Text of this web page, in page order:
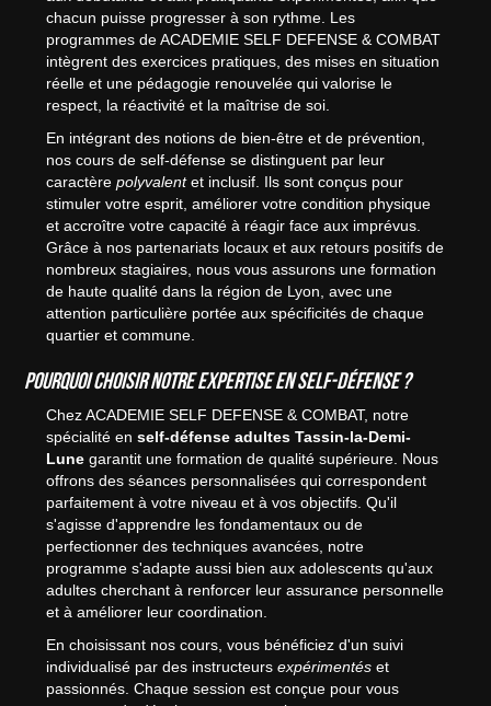
chacun puisse progresser à son rythme. Les
programmes de ACADEMIE SELF DEFENSE & COMBAT
intègrent des exercices pratiques, des mises en situation
réelle et une pédagogie renouvelée qui valorise le
respect, la réactivité et la maîtrise de soi.
En intégrant des notions de bien-être et de prévention,
nos cours de self-défense se distinguent par leur
caractèrepolyvalentet inclusif. Ils sont conçus pour
stimuler votre esprit, améliorer votre condition physique
et accroître votre capacité à réagir face aux imprévus.
Grâce à nos partenariats locaux et aux retours positifs de
nombreux stagiaires, nous vous assurons une formation
de haute qualité dans la région de Lyon, avec une
attention particulière portée aux spécificités de chaque
quartier et commune.
Pourquoi choisir notre expertise en self-défense ?
Chez ACADEMIE SELF DEFENSE & COMBAT, notre
spécialité enself-défense adultes Tassin-la-Demi-
Lune garantit une formation de qualité supérieure. Nous
offrons des séances personnalisées qui correspondent
parfaitement à votre niveau et à vos objectifs. Qu'il
s'agisse d'apprendre les fondamentaux ou de
perfectionner des techniques avancées, notre
programme s'adapte aussi bien aux adolescents qu'aux
adultes cherchant à renforcer leur assurance personnelle
et à améliorer leur coordination.
En choisissant nos cours, vous bénéficiez d'un suivi
individualisé par des instructeursexpérimentés et
passionnés. Chaque session est conçue pour vous